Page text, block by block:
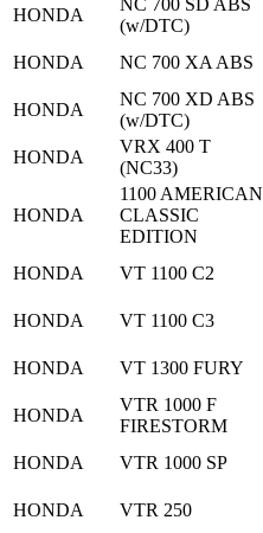
HONDA
(w/DTC)
HONDA NC 700 XA ABS
HONDA
NC 700 XD ABS
(w/DTC)
HONDA
VRX 400 T
(NC33)
HONDA
1100 AMERICAN
CLASSIC
EDITION
HONDA VT 1100 C2
HONDA VT 1100 C3
HONDA VT 1300 FURY
HONDA
VTR 1000 F
FIRESTORM
HONDA VTR 1000 SP
HONDA VTR 250